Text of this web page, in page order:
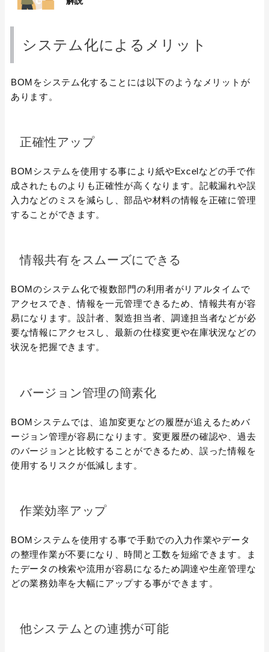
システム化によるメリット
BOMをシステム化することには以下のようなメリットが
あります。
正確性アップ
BOMシステムを使用する事により紙やExcelなどの手で作
成されたものよりも正確性が高くなります。記載漏れや誤
入力などのミスを減らし、部品や材料の情報を正確に管理
することができます。
情報共有をスムーズにできる
BOMのシステム化で複数部門の利用者がリアルタイムで
アクセスでき、情報を一元管理できるため、情報共有が容
易になります。設計者、製造担当者、調達担当者などが必
要な情報にアクセスし、最新の仕様変更や在庫状況などの
状況を把握できます。
バージョン管理の簡素化
BOMシステムでは、追加変更などの履歴が追えるためバ
ージョン管理が容易になります。変更履歴の確認や、過去
のバージョンと比較することができるため、誤った情報を
使用するリスクが低減します。
作業効率アップ
BOMシステムを使用する事で手動での入力作業やデータ
の整理作業が不要になり、時間と工数を短縮できます。ま
たデータの検索や流用が容易になるため調達や生産管理な
どの業務効率を大幅にアップする事ができます。
他システムとの連携が可能